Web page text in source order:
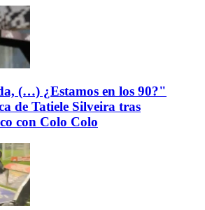
(…) ¿Estamos en los 90?"
de Tatiele Silveira tras
con Colo Colo